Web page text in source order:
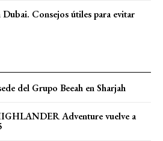
Dubai. Consejos útiles para evitar
del Grupo Beeah en Sharjah
Adventure vuelve a